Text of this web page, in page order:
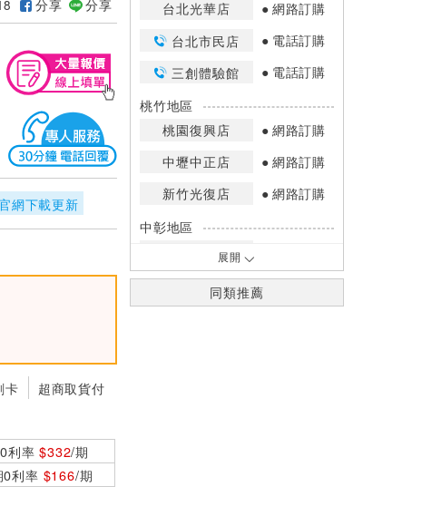
分享 分享
網下載更新
卡
超商取貨付
利率$332/期
0利率 $166/期
台北光華店
網路訂購
台北市民店
電話訂購
三創體驗館
電話訂購
桃竹地區
桃園復興店
網路訂購
中壢中正店
網路訂購
新竹光復店
網路訂購
中彰地區
台中英才店
嘉南地區
高雄中華店
網路訂購
展開
同類推薦